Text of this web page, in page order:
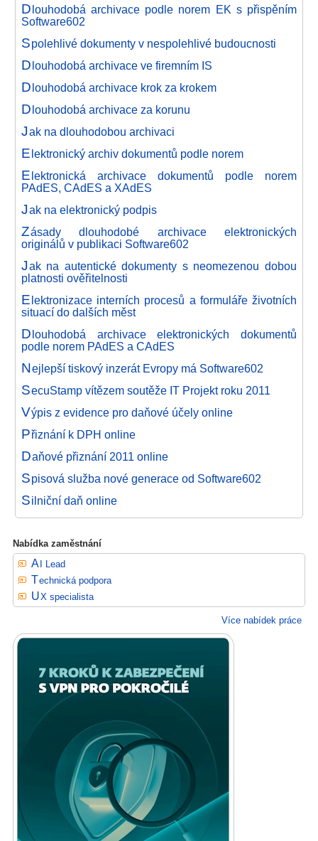
Dlouhodobá archivace podle norem EK s přispěním
Software602
Spolehlivé dokumenty v nespolehlivé budoucnosti
Dlouhodobá archivace ve firemním IS
Dlouhodobá archivace krok za krokem
Dlouhodobá archivace za korunu
Jak na dlouhodobou archivaci
Elektronický archiv dokumentů podle norem
Elektronická archivace dokumentů podle norem
PAdES, CAdES a XAdES
Jak na elektronický podpis
Zásady dlouhodobé archivace elektronických
originálů v publikaci Software602
Jak na autentické dokumenty s neomezenou dobou
platnosti ověřitelnosti
Elektronizace interních procesů a formuláře životních
situací do dalších měst
Dlouhodobá archivace elektronických dokumentů
podle norem PAdES a CAdES
Nejlepší tiskový inzerát Evropy má Software602
SecuStamp vítězem soutěže IT Projekt roku 2011
Výpis z evidence pro daňové účely online
Přiznání k DPH online
Daňové přiznání 2011 online
Spisová služba nové generace od Software602
Silniční daň online
Nabídka zaměstnání
AI Lead
Technická podpora
UX specialista
Více nabídek práce